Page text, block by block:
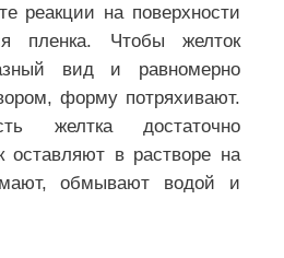
реакции на поверхности
пленка. Чтобы желток
вид и равномерно
форму потряхивают.
желтка достаточно
оставляют в растворе на
обмывают водой и